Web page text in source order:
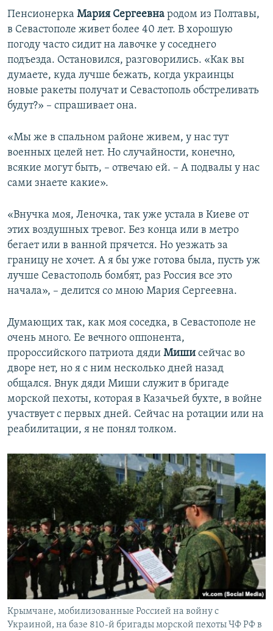
Пенсионерка Мария Сергеевна родом из Полтавы,
в Севастополе живет более 40 лет. В хорошую
погоду часто сидит на лавочке у соседнего
подъезда. Остановился, разговорились. «Как вы
думаете, куда лучше бежать, когда украинцы
новые ракеты получат и Севастополь обстреливать
будут?» – спрашивает она.
«Мы же в спальном районе живем, у нас тут
военных целей нет. Но случайности, конечно,
всякие могут быть, – отвечаю ей. – А подвалы у нас
сами знаете какие».
«Внучка моя, Леночка, так уже устала в Киеве от
этих воздушных тревог. Без конца или в метро
бегает или в ванной прячется. Но уезжать за
границу не хочет. А я бы уже готова была, пусть уж
лучше Севастополь бомбят, раз Россия все это
начала», – делится со мною Мария Сергеевна.
Думающих так, как моя соседка, в Севастополе не
очень много. Ее вечного оппонента,
пророссийского патриота дяди Миши сейчас во
дворе нет, но я с ним несколько дней назад
общался. Внук дяди Миши служит в бригаде
морской пехоты, которая в Казачьей бухте, в войне
участвует с первых дней. Сейчас на ротации или на
реабилитации, я не понял толком.
Крымчане, мобилизованные Россией на войну с
Украиной, на базе 810-й бригады морской пехоты ЧФ РФ в